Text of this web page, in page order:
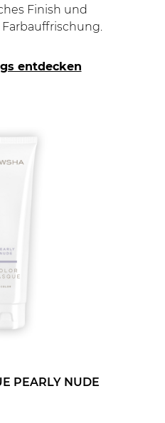
Finish und
entdecken
ml
PEARLY NUDE